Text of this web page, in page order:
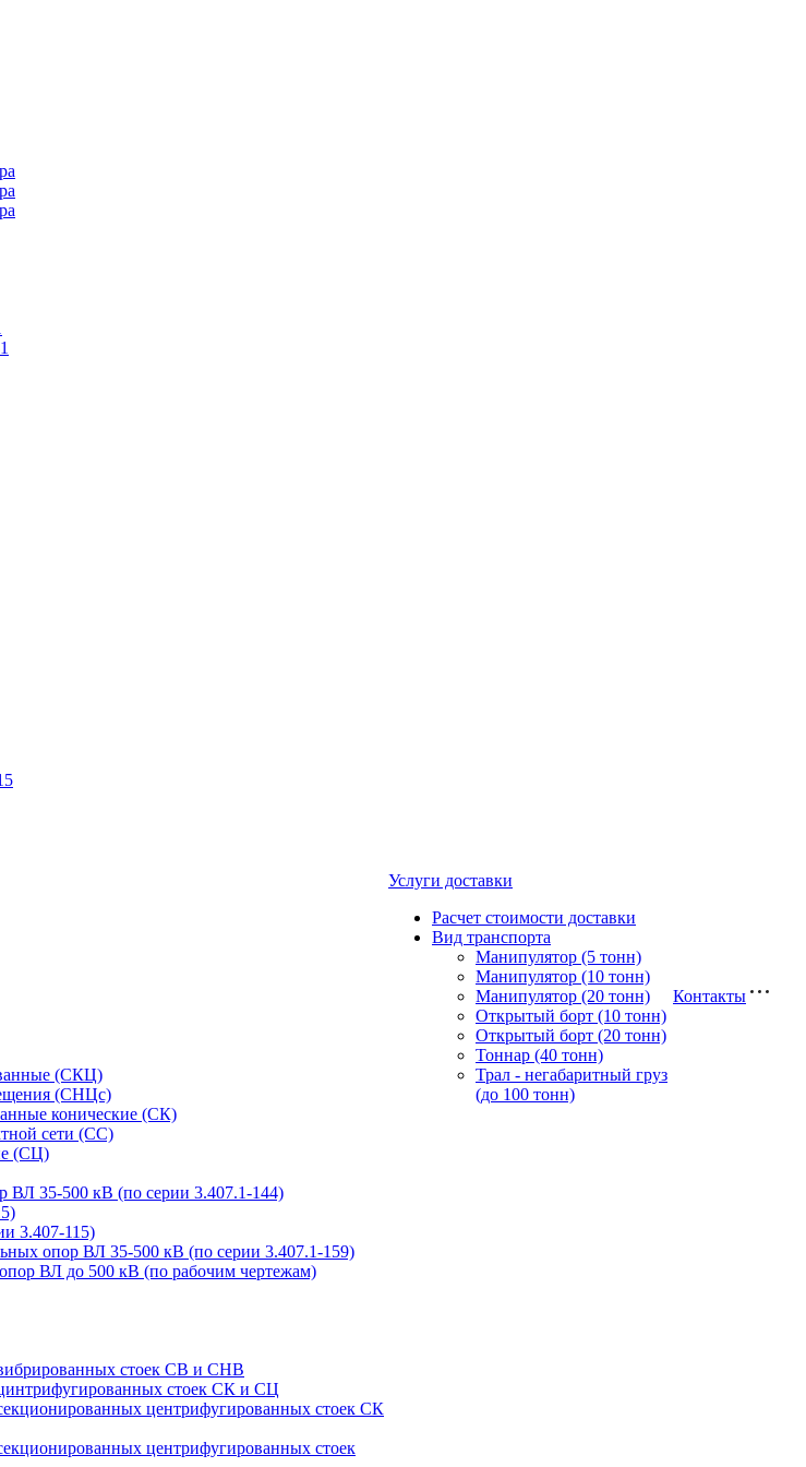
(СКЦ)
(СНЦс)
конические (СК)
сети (СС)
(СЦ)
35-500 кВ (по серии 3.407.1-144)
3.407-115)
опор ВЛ 35-500 кВ (по серии 3.407.1-159)
ВЛ до 500 кВ (по рабочим чертежам)
стоек СВ и СНВ
стоек СК и СЦ
центрифугированных стоек СК
центрифугированных стоек
Услуги доставки
Расчет стоимости доставки
Вид транспорта
Манипулятор (5 тонн)
Манипулятор (10 тонн)
Манипулятор (20 тонн)
Открытый борт (10 тонн)
Открытый борт (20 тонн)
Тоннар (40 тонн)
Трал - негабаритный груз
(до 100 тонн)
Контакты